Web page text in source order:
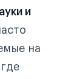
и
на